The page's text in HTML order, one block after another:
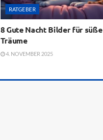
RATGEBER
8 Gute Nacht Bilder für süße
Träume
4. NOVEMBER 2025